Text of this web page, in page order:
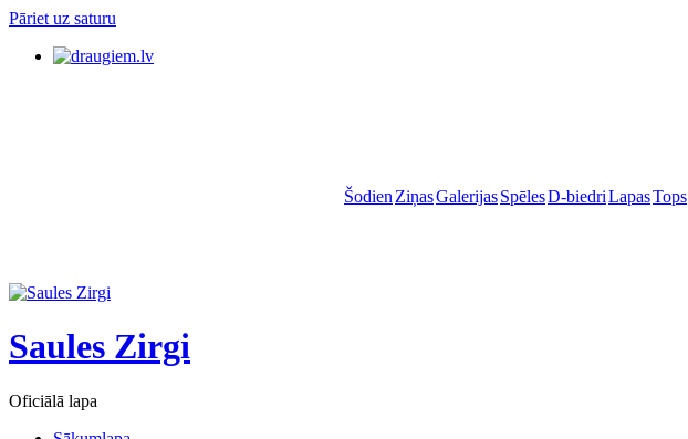
Pāriet uz saturu
Šodien ZiņasGalerijasSpēlesD-biedriLapasTops
Saules Zirgi
Oficiālā lapa